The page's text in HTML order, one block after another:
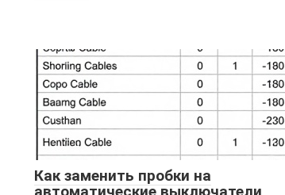
Как заменить пробки на